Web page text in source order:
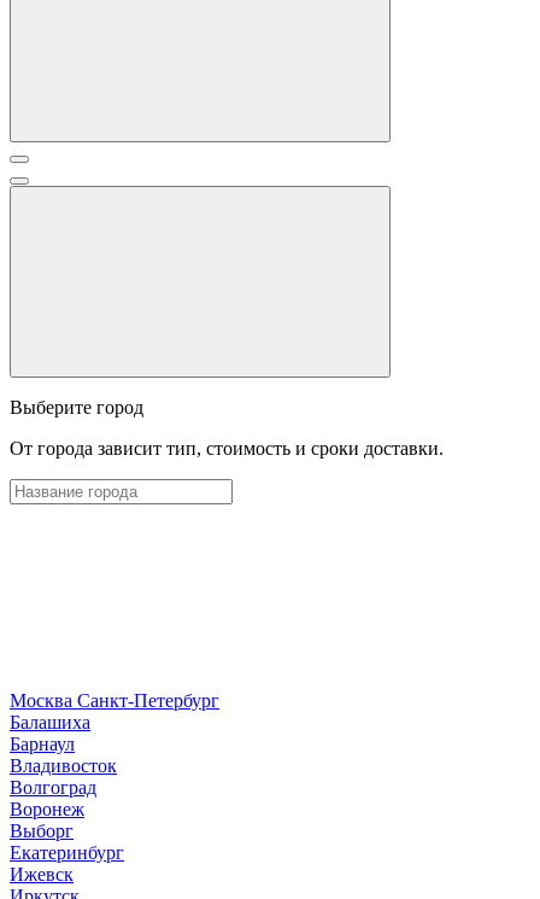
Выберите город
От города зависит тип, стоимость и сроки доставки.
Москва Санкт-Петербург
Балашиха
Барнаул
Владивосток
Волгоград
Воронеж
Выборг
Екатеринбург
Ижевск